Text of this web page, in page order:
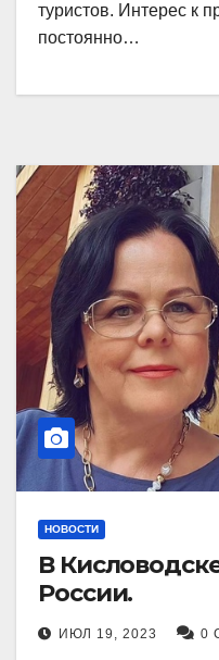
туристов. Интерес к
постоянно…
НОВОСТИ
В
России.
ИЮЛ 19, 2023 0